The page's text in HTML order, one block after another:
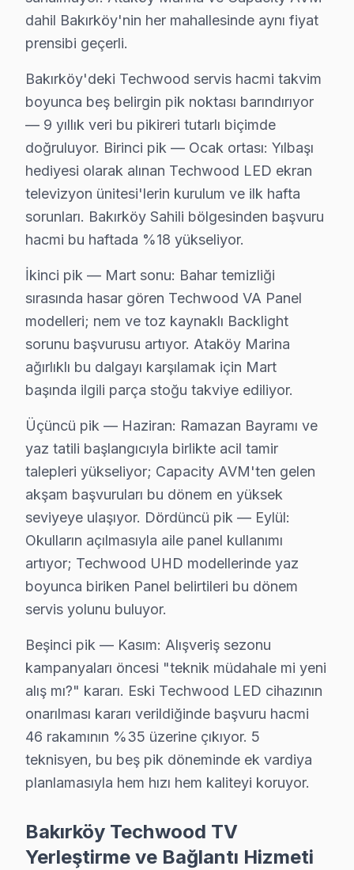
Bakırköy Techwood Ekspres Servis – Sabah
TV arızası beklemez — biz de bekletmeyiz.
Hızlı müdahale garantimiz:
• Bakırköy'de ekspres servis: 4 saat içinde müdahale
• Teknisyen yolda iken anlık konum bildirimi
• Bakırköy parça temin süresi: aynı gün (stokta
• Bakırköy'de iş yerine özel mesai saati dışı servis
• Servis tamamlandığında e-posta/SMS bildirimi
Gün içinde Bakırköy'da Techwood servis randevusu
Bakırköy Techwood Servis Hizmeti – Yerinde
Bakırköy'de aniden arızalanan Techwood TV
Bakırköy'de yerinde servis avantajları:
• Bakırköy'de aynı gün servis randevusu
• Bakırköy'de taşıma masrafı ve riski yok
• Bakırköy servisimizde orijinal yedek parça ile hizmet
• Bakırköy'de 2 yıl işçilik garantisi
Bakırköy'da Techwood yetkili servis kalitesinde teknik
Techwood TV'nizin Ömrünü Uzatmanın
Techwood TV ürünlerinizden uzun yıllar verim
TV uzun ömür için ipuçları:
• Bakırköy'de ekranı yumuşak mikrofiber bezle silin,
• Bakırköy'de havalandırma deliklerini kapatmayın,
• Enerji tasarrufu için kullanmadığınızda
• Bakırköy'de fırtına öncesi şebeke aşırı gerilim
• Bakırköy'de yılda 1-2 kez profesyonel bakım
Bakırköy'da Techwood bakım ve önleyici servis
Techwood Servisimizin Kapsamı – Bakırköy
Bakırköy ve yakın bölgelerde Techwood LED TV
Kapsama alanımız:
dahil Bakırköy'nin her mahallesinde aynı fiyat
prensibi geçerli.
Bakırköy'deki Techwood servis hacmi takvim
boyunca beş belirgin pik noktası barındırıyor
— 9 yıllık veri bu pikireri tutarlı biçimde
doğruluyor. Birinci pik — Ocak ortası: Yılbaşı
hediyesi olarak alınan Techwood LED ekran
televizyon ünitesi'lerin kurulum ve ilk hafta
sorunları. Bakırköy Sahili bölgesinden başvuru
hacmi bu haftada %18 yükseliyor.
İkinci pik — Mart sonu: Bahar temizliği
sırasında hasar gören Techwood VA Panel
modelleri; nem ve toz kaynaklı Backlight
sorunu başvurusu artıyor. Ataköy Marina
ağırlıklı bu dalgayı karşılamak için Mart
başında ilgili parça stoğu takviye ediliyor.
Üçüncü pik — Haziran: Ramazan Bayramı ve
yaz tatili başlangıcıyla birlikte acil tamir
talepleri yükseliyor; Capacity AVM'ten gelen
akşam başvuruları bu dönem en yüksek
seviyeye ulaşıyor. Dördüncü pik — Eylül:
Okulların açılmasıyla aile panel kullanımı
artıyor; Techwood UHD modellerinde yaz
boyunca biriken Panel belirtileri bu dönem
servis yolunu buluyor.
Beşinci pik — Kasım: Alışveriş sezonu
kampanyaları öncesi "teknik müdahale mi yeni
alış mı?" kararı. Eski Techwood LED cihazının
onarılması kararı verildiğinde başvuru hacmi
46 rakamının %35 üzerine çıkıyor. 5
teknisyen, bu beş pik döneminde ek vardiya
planlamasıyla hem hızı hem kaliteyi koruyor.
Bakırköy Techwood TV
Yerleştirme ve Bağlantı Hizmeti